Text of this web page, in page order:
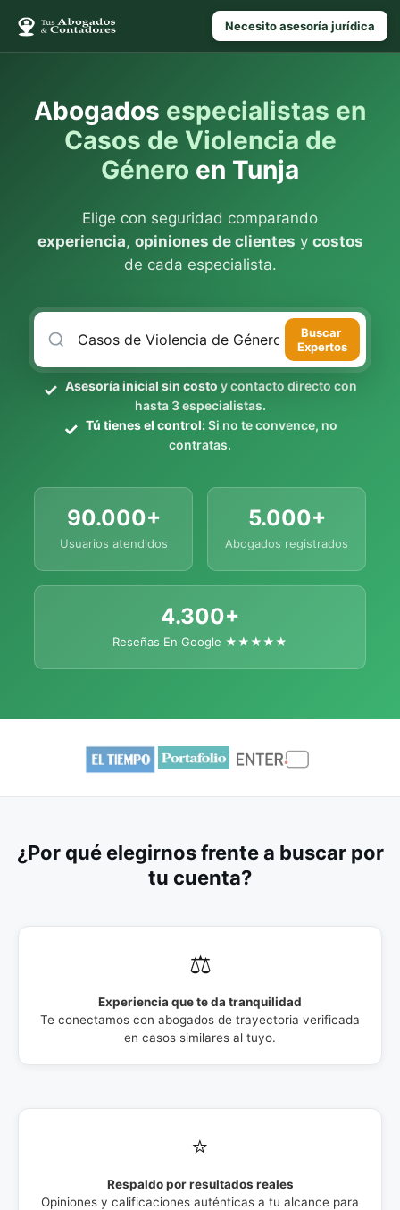
Necesito asesoría jurídica
Abogados especialistas en
Casos de Violencia de
Género en Tunja
Elige con seguridad comparando
experiencia, opiniones de clientes y costos
de cada especialista.
Buscar
Expertos
Asesoría inicial sin costo y contacto directo con
hasta 3 especialistas.
Tú tienes el control:Si no te convence, no
contratas.
90.000+
Usuarios atendidos
5.000+
Abogados registrados
4.300+
Reseñas En Google ★★★★★
¿Por qué elegirnos frente a buscar por
tu cuenta?
⚖️
Experiencia que te da tranquilidad
Te conectamos con abogados de trayectoria verificada
en casos similares al tuyo.
⭐
Respaldo por resultados reales
Opiniones y calificaciones auténticas a tu alcance para